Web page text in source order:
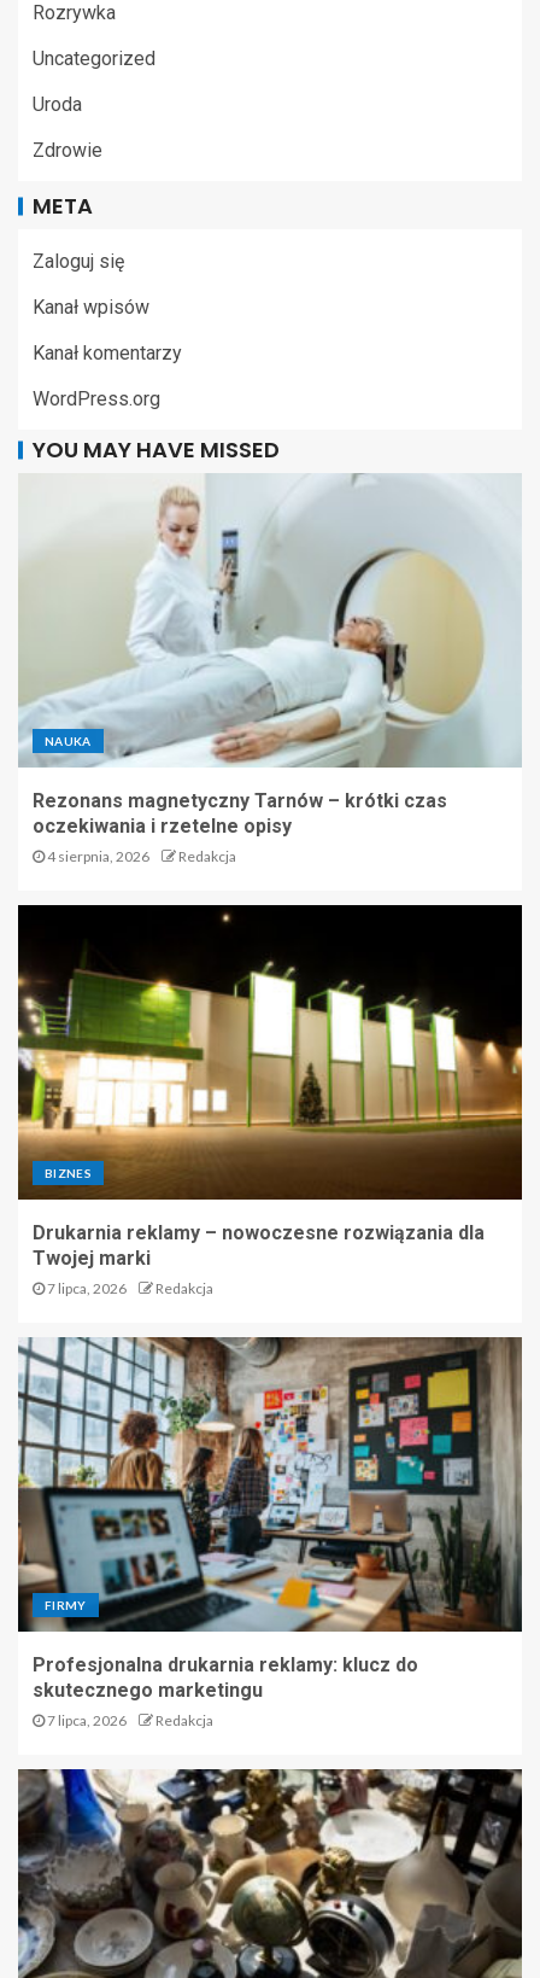
Rozrywka
Uncategorized
Uroda
Zdrowie
META
Zaloguj się
Kanał wpisów
Kanał komentarzy
WordPress.org
YOU MAY HAVE MISSED
NAUKA
Rezonans magnetyczny Tarnów – krótki czas
oczekiwania i rzetelne opisy
4 sierpnia, 2026 Redakcja
BIZNES
Drukarnia reklamy – nowoczesne rozwiązania dla
Twojej marki
7 lipca, 2026 Redakcja
FIRMY
Profesjonalna drukarnia reklamy: klucz do
skutecznego marketingu
7 lipca, 2026 Redakcja